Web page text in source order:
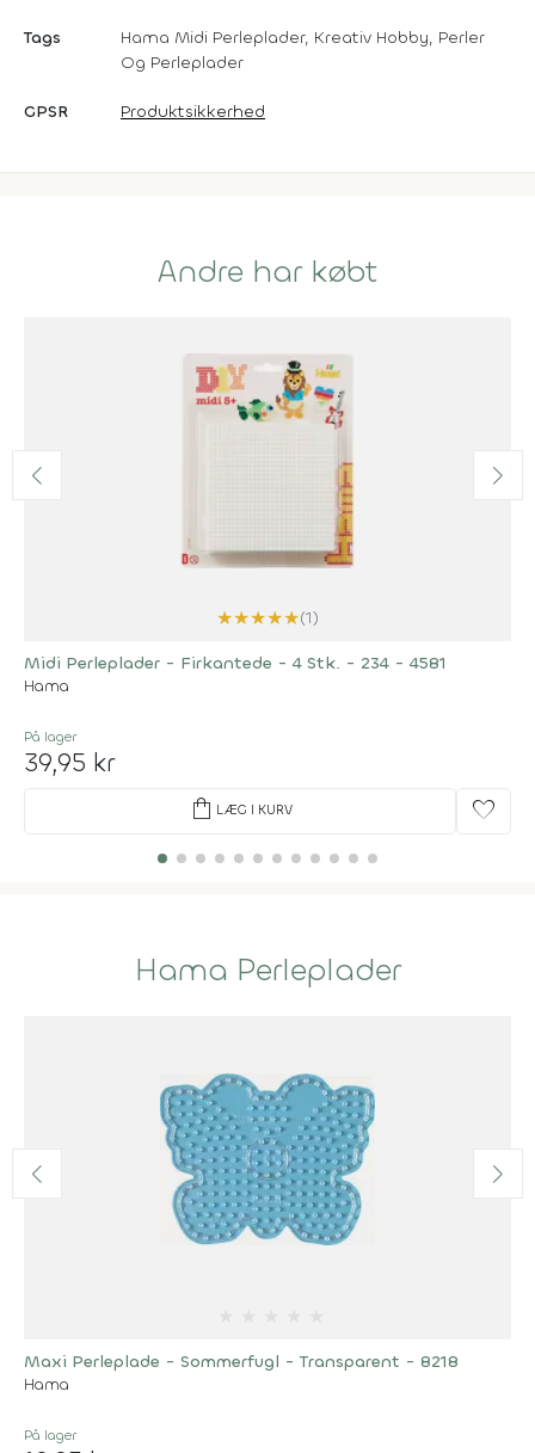
Tags
Hama Midi Perleplader, Kreativ Hobby, Perler
Og Perleplader
GPSR Produktsikkerhed
Andre har købt
★★★★★(1)
Midi Perleplader - Firkantede - 4 Stk. - 234 - 4581
Hama
På lager
39,95 kr
shopping_bag LÆG I KURV favorite
Hama Perleplader
Maxi Perleplade - Sommerfugl - Transparent - 8218
Hama
På lager